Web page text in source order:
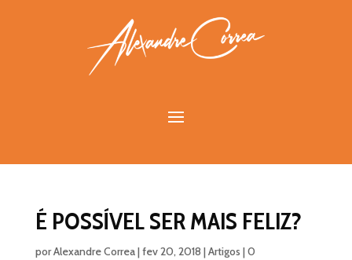
É POSSÍVEL SER MAIS FELIZ?
porAlexandre Correa|fev 20, 2018 |Artigos |0